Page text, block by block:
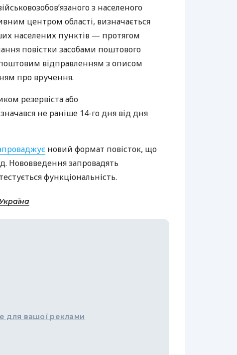
з населеного
центром області, визначається
населених пунктів — протягом
повістки засобами поштового
відправленням з описом
про вручення.
резервіста або
не раніше 14-го дня від дня
новий формат повісток, що
Нововведення запровадять
функціональність.
для вашої реклами